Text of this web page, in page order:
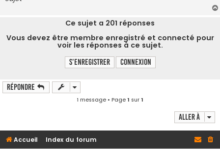
Ce sujet a 201 réponses
Vous devez être membre enregistré et connecté pour
voir les réponses à ce sujet.
S’enregistrer Connexion
Répondre
1 message • Page1 sur1
Aller à
Accueil Index du forum